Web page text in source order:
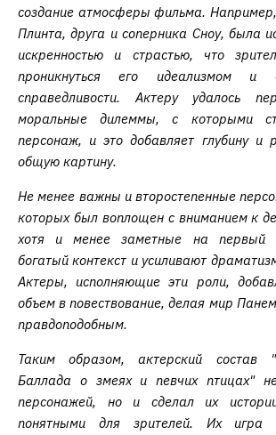
создание атмосферы фильма.
Плинта, друга и соперника Сноу, была
искренностью и страстью, что
проникнуться его идеализмом и
справедливости. Актеру удалось
моральные дилеммы, с которыми
персонаж, и это добавляет глубину и
общую картину.
Не менее важны и второстепенные
которых был воплощен с вниманием к
хотя и менее заметные на первый
богатый контекст и усиливают
Актеры, исполняющие эти роли,
объем в повествование, делая мир
правдоподобным.
Таким образом, актерский состав
Баллада о змеях и певчих птицах"
персонажей, но и сделал их
понятными для зрителей. Их игра